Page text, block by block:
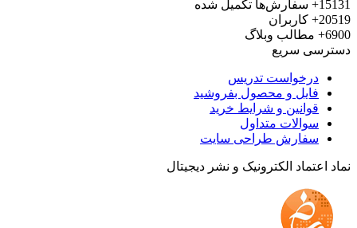
سفارش‌ها تکمیل شده
کاربران
مطالب وبلاگ
سریع
درخواست تدریس
فایل و محصول بفروشید
قوانین و شرایط خرید
سوالات متداول
سفارش طراحی سایت
اعتماد الکترونیک و نشر دیجیتال